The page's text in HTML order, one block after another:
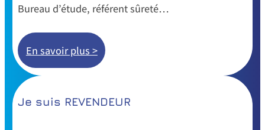
Bureau d’étude, référent sûreté…
En savoir plus >
Je suis REVENDEUR